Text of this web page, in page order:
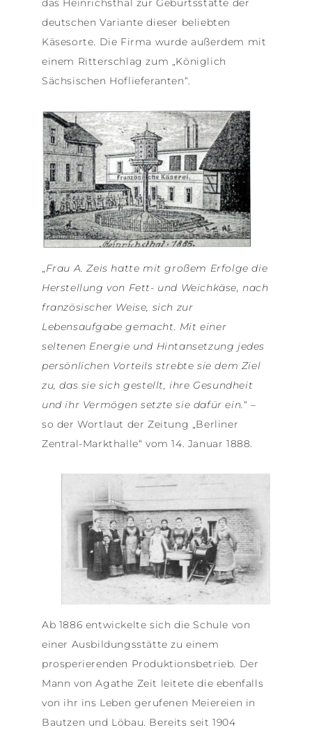
das Heinrichsthal zur Geburtsstätte der
deutschen Variante dieser beliebten
Käsesorte. Die Firma wurde außerdem mit
einem Ritterschlag zum „Königlich
Sächsischen Hoflieferanten“.
„Frau A. Zeis hatte mit großem Erfolge die
Herstellung von Fett- und Weichkäse, nach
französischer Weise, sich zur
Lebensaufgabe gemacht. Mit einer
seltenen Energie und Hintansetzung jedes
persönlichen Vorteils strebte sie dem Ziel
zu, das sie sich gestellt, ihre Gesundheit
und ihr Vermögen setzte sie dafür ein.“ –
so der Wortlaut der Zeitung „Berliner
Zentral-Markthalle“ vom 14. Januar 1888.
Ab 1886 entwickelte sich die Schule von
einer Ausbildungsstätte zu einem
prosperierenden Produktionsbetrieb. Der
Mann von Agathe Zeit leitete die ebenfalls
von ihr ins Leben gerufenen Meiereien in
Bautzen und Löbau. Bereits seit 1904